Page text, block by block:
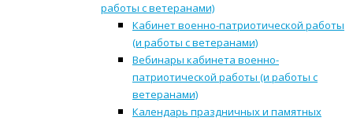
работы с ветеранами)
Кабинет военно-патриотической работы
(и работы с ветеранами)
Вебинары кабинета военно-
патриотической работы (и работы с
ветеранами)
Календарь праздничных и памятных